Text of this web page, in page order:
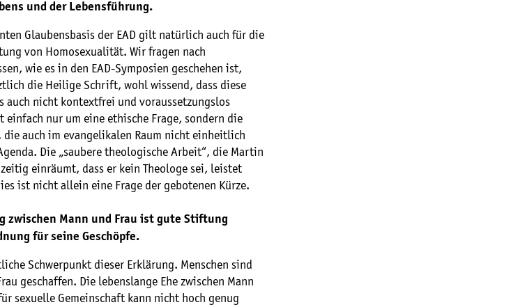
und der Lebensführung.
Glaubensbasis der EAD gilt natürlich auch für die
von Homosexualität. Wir fragen nach
wie es in den EAD-Symposien geschehen ist,
die Heilige Schrift, wohl wissend, dass diese
auch nicht kontextfrei und voraussetzungslos
nur um eine ethische Frage, sondern die
die auch im evangelikalen Raum nicht einheitlich
Die „saubere theologische Arbeit“, die Martin
einräumt, dass er kein Theologe sei, leistet
ist nicht allein eine Frage der gebotenen Kürze.
zwischen Mann und Frau ist gute Stiftung
für seine Geschöpfe.
Schwerpunkt dieser Erklärung. Menschen sind
geschaffen. Die lebenslange Ehe zwischen Mann
sexuelle Gemeinschaft kann nicht hoch genug